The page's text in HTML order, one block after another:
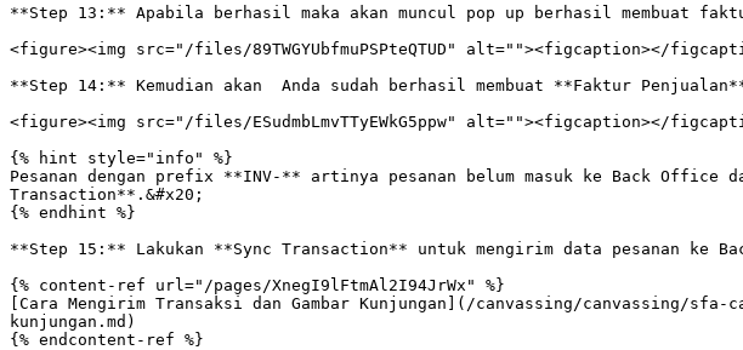
**Step 13:** Apabila berhasil maka akan muncul pop up berhasil membuat
<figure><img src="/files/89TWGYUbfmuPSPteQTUD" alt=""><figcaption></
**Step 14:** Kemudian akan  Anda sudah berhasil membuat **Faktur
<figure><img src="/files/ESudmbLmvTTyEWkG5ppw" alt=""><figcaption></
{% hint style="info" %}
Pesanan dengan prefix **INV-** artinya pesanan belum masuk ke Back
Transaction**.&#x20;
{% endhint %}
**Step 15:** Lakukan **Sync Transaction** untuk mengirim data pesanan ke
{% content-ref url="/pages/XnegI9lFtmAl2I94JrWx" %}
[Cara Mengirim Transaksi dan Gambar Kunjungan](/canvassing/canvassing/
kunjungan.md)
{% endcontent-ref %}